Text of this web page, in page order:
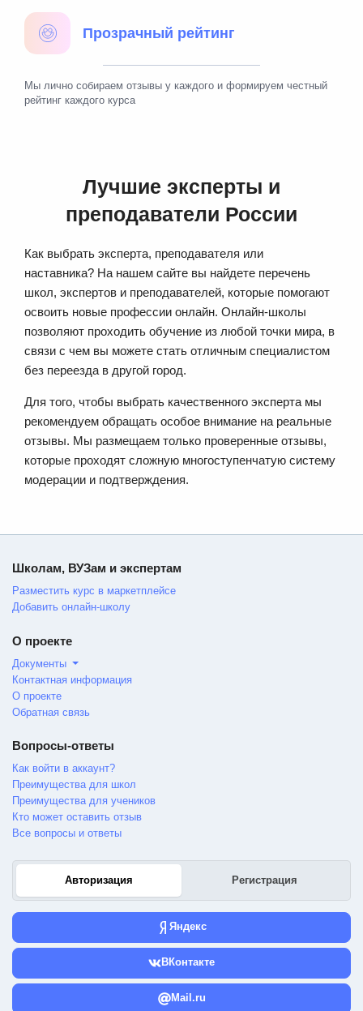
Прозрачный рейтинг
Мы лично собираем отзывы у каждого и формируем честный
рейтинг каждого курса
Лучшие эксперты и
преподаватели России
Как выбрать эксперта, преподавателя или
наставника? На нашем сайте вы найдете перечень
школ, экспертов и преподавателей, которые помогают
освоить новые профессии онлайн. Онлайн-школы
позволяют проходить обучение из любой точки мира, в
связи с чем вы можете стать отличным специалистом
без переезда в другой город.
Для того, чтобы выбрать качественного эксперта мы
рекомендуем обращать особое внимание на реальные
отзывы. Мы размещаем только проверенные отзывы,
которые проходят сложную многоступенчатую систему
модерации и подтверждения.
Школам, ВУЗам и экспертам
Разместить курс в маркетплейсе
Добавить онлайн-школу
О проекте
Документы
Контактная информация
О проекте
Обратная связь
Вопросы-ответы
Как войти в аккаунт?
Преимущества для школ
Преимущества для учеников
Кто может оставить отзыв
Все вопросы и ответы
Авторизация Регистрация
Яндекс
ВКонтакте
Mail.ru